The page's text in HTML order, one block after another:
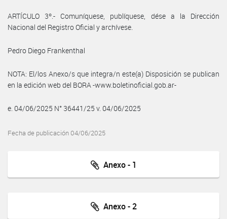
ARTÍCULO 3º.- Comuníquese, publíquese, dése a la Dirección
Nacional del Registro Oficial y archívese.
Pedro Diego Frankenthal
NOTA: El/los Anexo/s que integra/n este(a) Disposición se publican
en la edición web del BORA -www.boletinoficial.gob.ar-
e. 04/06/2025 N° 36441/25 v. 04/06/2025
Fecha de publicación 04/06/2025
Anexo - 1
Anexo - 2